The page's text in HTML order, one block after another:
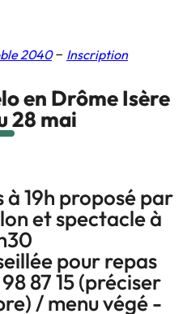
2040– Inscription
en Drôme Isère
28 mai
à 19h proposé par
et spectacle à
pour repas
87 15 (préciser
/ menu végé -